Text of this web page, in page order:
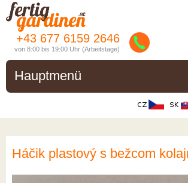
+43 677 6159 2646
von 8:00 bis 19:00 Uhr (Arbeitstage)
Hauptmenü
Háčik plastový s bežcom